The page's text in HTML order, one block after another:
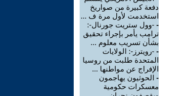
دفعة كبيرة من صواريخ
استخدمت لأول مرة ف ...
- -وول ستريت جورنال-:
ترامب يأمر بإجراء تحقيق
بشأن تسريب معلوم ...
- -رويترز-: الولايات
المتحدة طلبت من روسيا
الإفراج عن مواطنها ...
- الحوثيون يهاجمون
معسكرات حكومية